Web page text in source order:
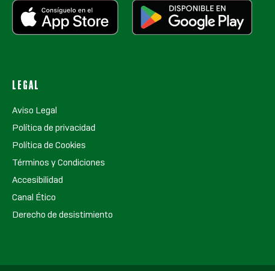
LEGAL
Aviso Legal
Política de privacidad
Política de Cookies
Términos y Condiciones
Accesibilidad
Canal Ético
Derecho de desistimiento